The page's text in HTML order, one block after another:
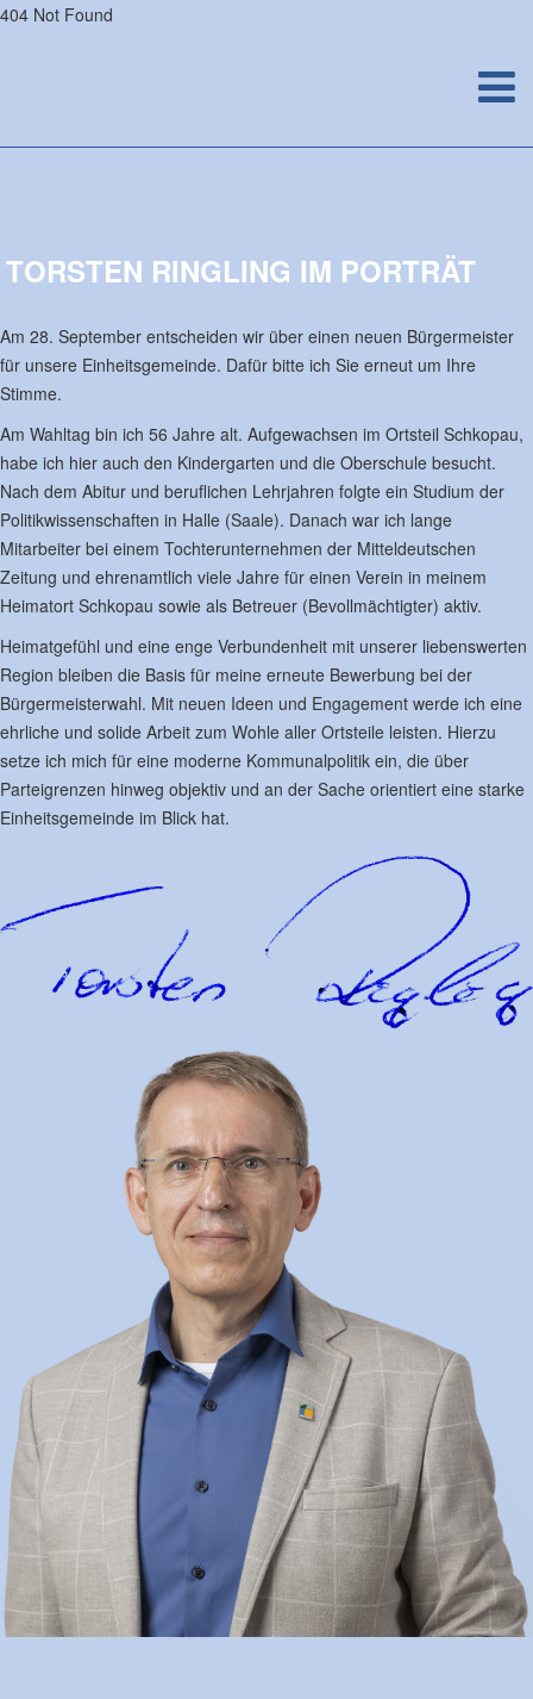
404 Not Found
TORSTEN RINGLING IM PORTRÄT
Am 28. September entscheiden wir über einen neuen Bürgermeister
für unsere Einheitsgemeinde. Dafür bitte ich Sie erneut um Ihre
Stimme.
Am Wahltag bin ich 56 Jahre alt. Aufgewachsen im Ortsteil Schkopau,
habe ich hier auch den Kindergarten und die Oberschule besucht.
Nach dem Abitur und beruflichen Lehrjahren folgte ein Studium der
Politikwissenschaften in Halle (Saale). Danach war ich lange
Mitarbeiter bei einem Tochterunternehmen der Mitteldeutschen
Zeitung und ehrenamtlich viele Jahre für einen Verein in meinem
Heimatort Schkopau sowie als Betreuer (Bevollmächtigter) aktiv.
Heimatgefühl und eine enge Verbundenheit mit unserer liebenswerten
Region bleiben die Basis für meine erneute Bewerbung bei der
Bürgermeisterwahl. Mit neuen Ideen und Engagement werde ich eine
ehrliche und solide Arbeit zum Wohle aller Ortsteile leisten. Hierzu
setze ich mich für eine moderne Kommunalpolitik ein, die über
Parteigrenzen hinweg objektiv und an der Sache orientiert eine starke
Einheitsgemeinde im Blick hat.